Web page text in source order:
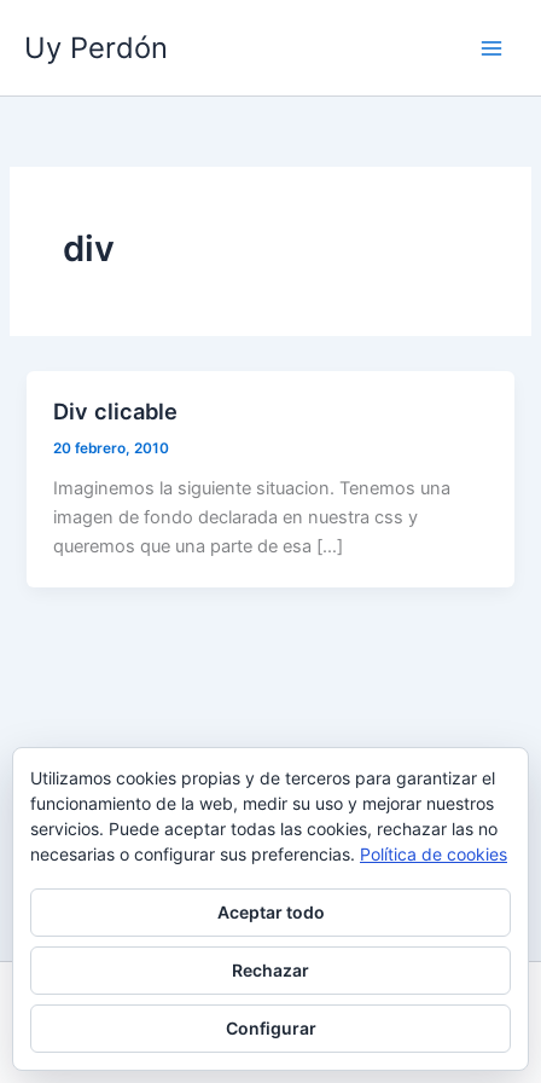
contenido
Uy Perdón
div
Div clicable
20 febrero, 2010
Imaginemos la siguiente situacion. Tenemos una
imagen de fondo declarada en nuestra css y
queremos que una parte de esa […]
Todos los derechos © 2026 Uy Perdón
Utilizamos cookies propias y de terceros para garantizar el
funcionamiento de la web, medir su uso y mejorar nuestros
servicios. Puede aceptar todas las cookies, rechazar las no
necesarias o configurar sus preferencias. Política de cookies
Aceptar todo
Rechazar
Configurar